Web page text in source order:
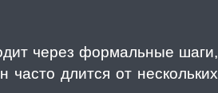
через формальные шаги,
часто длится от нескольких